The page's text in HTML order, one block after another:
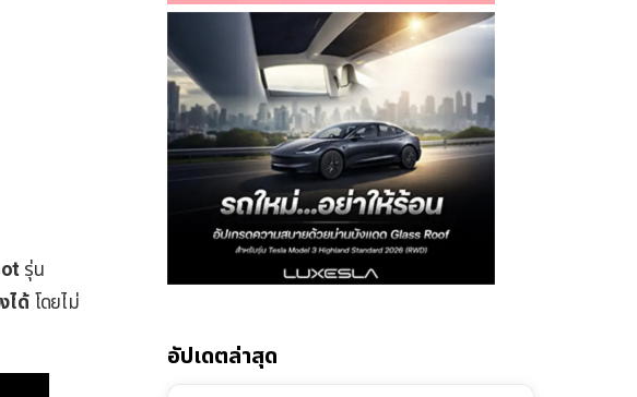
รุ่น
ได้โดยไม่
อัปเดตล่าสุด